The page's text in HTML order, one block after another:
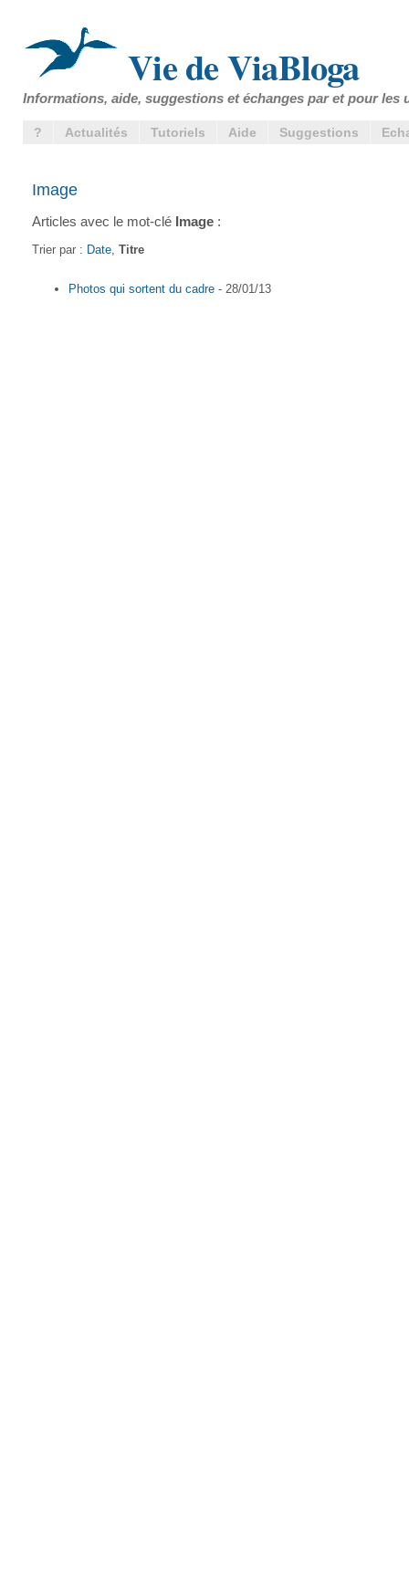
Vie de ViaBloga
Informations, aide, suggestions et échanges par et pour les
? Actualités Tutoriels Aide Suggestions
Image
Articles avec le mot-clé Image :
Trier par : Date Titre
Photos qui sortent du cadre - 28/01/13